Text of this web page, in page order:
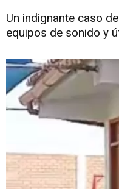
Un indignante caso
equipos de sonido y